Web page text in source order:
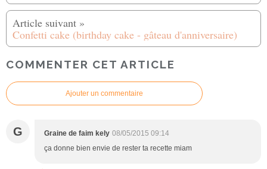
Confetti cake (birthday cake - gâteau d'anniversaire)
COMMENTER CET ARTICLE
Ajouter un commentaire
G Graine de faim kely 08/05/2015 09:14
ça donne bien envie de rester ta recette miam